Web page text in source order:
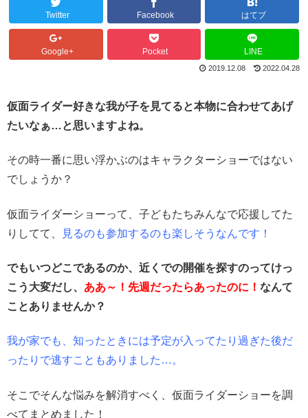
Twitter Facebook はてブ
Google+ Pocket LINE
2019.12.08 2022.04.28
仮面ライダー好きな我が子を見てると本物に合わせてあげ
たいなぁ…と思いますよね。
その時一番に思い浮かぶのはキャラクターショーではない
でしょうか？
仮面ライダーショーって、子どもたちみんなで応援してた
りしてて、
見るのも参加するのも楽しそうなんです！
でもいつどこであるのか、近くでの開催を探すのってけっ
こう大変だし、 ああ～！先週だったらあったのに！ なんて
ことありませんか？
我が家でも、知ったときには予定が入ってたり過ぎた後だ
ったりで逃すこともありました…。
そこでそんな悩みを解消すべく、仮面ライダーショーを調
べてまとめました！